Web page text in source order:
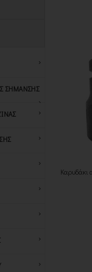
ΣΗΜΑΝΣΗΣ
Καρυδάκι